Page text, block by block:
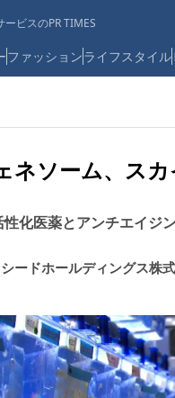
ビスのPR TIMES
ファッションライフスタイル
ネソーム、ス
性化医薬とアンチエイジ
ードホールディングス株